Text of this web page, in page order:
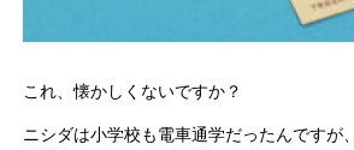
これ、懐かしくないですか？
ニシダは小学校も電車通学だったんですが、